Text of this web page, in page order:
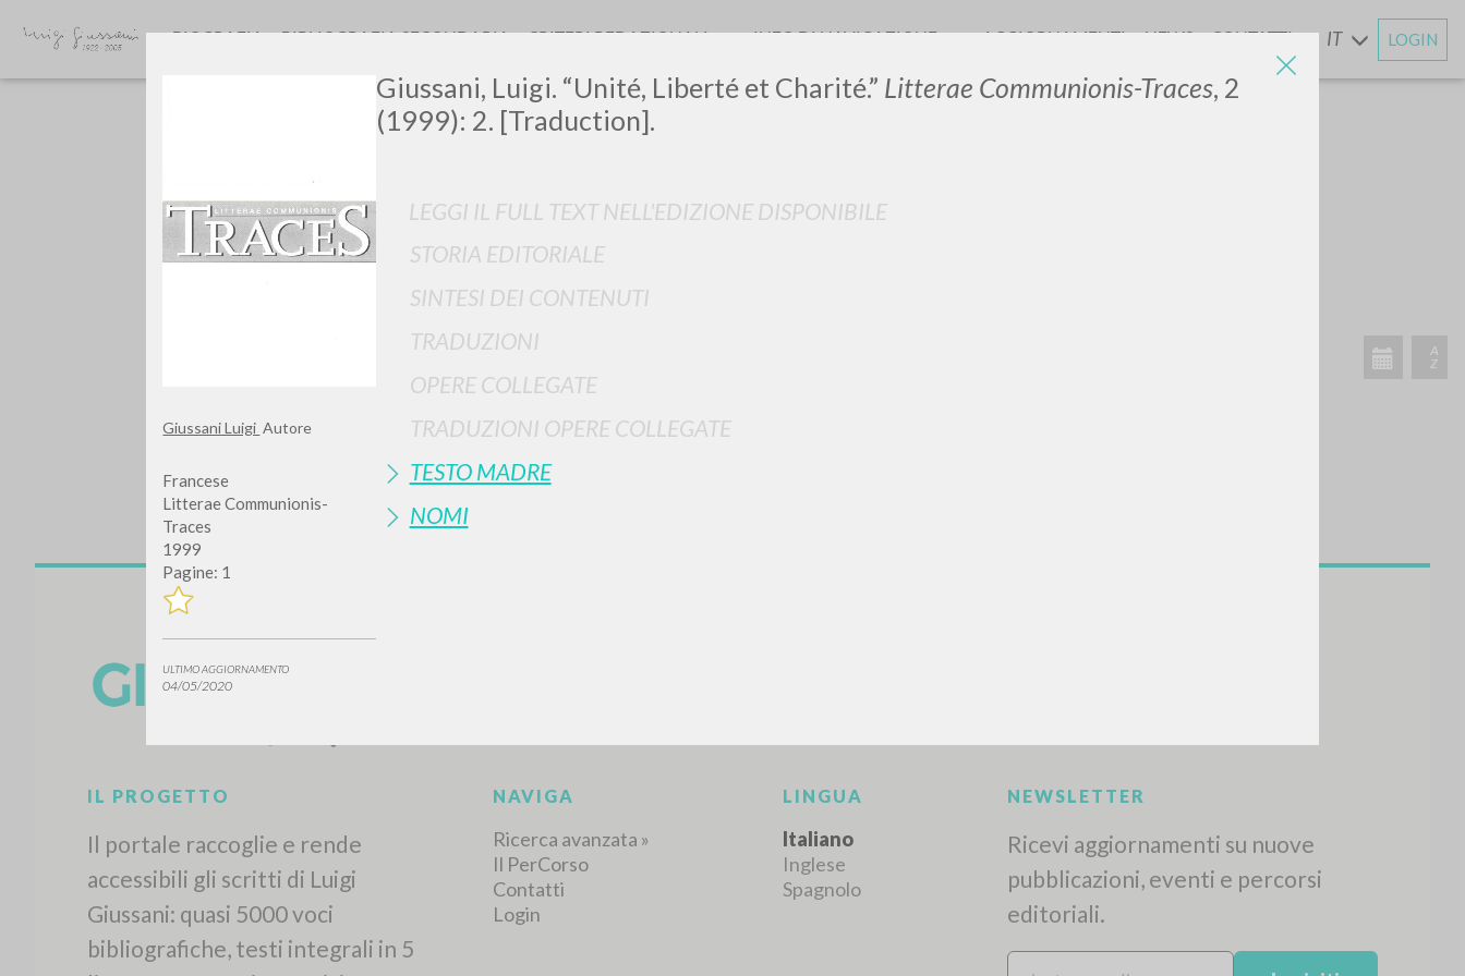
Giussani Luigi Autore
Francese
Litterae Communionis-
Traces
1999
Pagine: 1
ULTIMO AGGIORNAMENTO
04/05/2020
Giussani, Luigi. “Unité, Liberté et Charité.” Litterae Communionis-Traces, 2
(1999): 2. [Traduction].
LEGGI IL FULL TEXT NELL'EDIZIONE DISPONIBILE
STORIA EDITORIALE
SINTESI DEI CONTENUTI
TRADUZIONI
OPERE COLLEGATE
TRADUZIONI OPERE COLLEGATE
TESTO MADRE
NOMI
BIOGRAFIA BIBLIOGRAFIA SECONDARIA CRITERI REDAZIONALI INFO DI NAVIGAZIONE AGGIORNAMENTIENEWS CONTATTI IT LOGIN
0DOCUMENTI TROVATI
TIPOLOGIA OPERA LINGUA
A
Z
IL PROGETTO
Il portale raccoglie e rende
accessibili gli scritti di Luigi
Giussani: quasi 5000 voci
bibliografiche, testi integrali in 5
NAVIGA
Ricerca avanzata »
Il PerCorso
Contatti
Login
LINGUA
Italiano
Inglese
Spagnolo
NEWSLETTER
Ricevi aggiornamenti su nuove
pubblicazioni, eventi e percorsi
editoriali.